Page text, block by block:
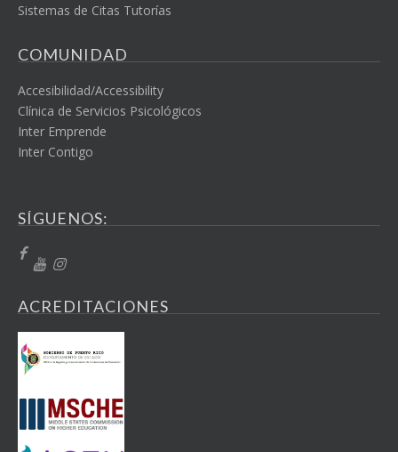
Sistemas de Citas Tutorías
COMUNIDAD
Accesibilidad/Accessibility
Clínica de Servicios Psicológicos
Inter Emprende
Inter Contigo
SÍGUENOS:
ACREDITACIONES